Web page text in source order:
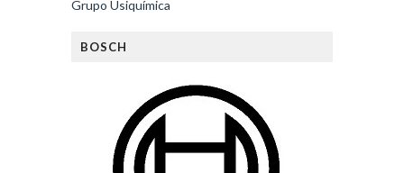
Grupo Usiquímica
BOSCH